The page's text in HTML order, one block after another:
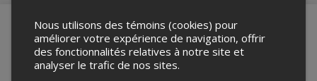
Merci de confirmer que vous n'êtes pas un
Nous utilisons des témoins (cookies) pour
améliorer votre expérience de navigation, offrir
des fonctionnalités relatives à notre site et
analyser le trafic de nos sites.